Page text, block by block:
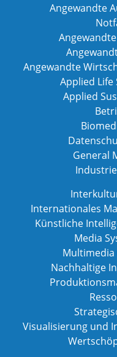
Angewandte
Angewandte
Applied Life
Applied
General
Internationales
Künstliche
Media
Nachhaltige
Visualisierung und